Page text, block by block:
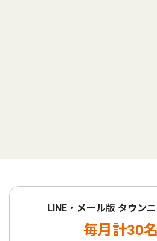
LINE・メール版 タウン
毎月計30